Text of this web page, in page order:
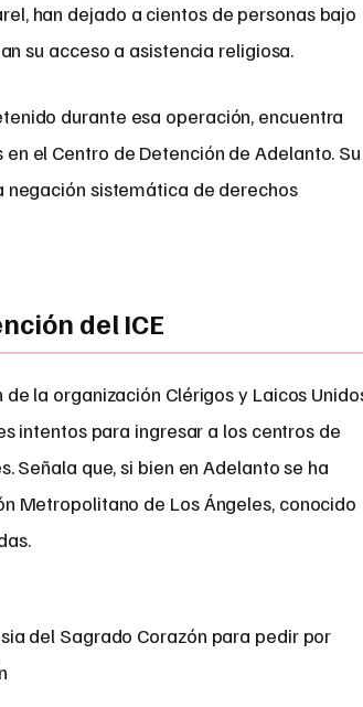
han dejado a cientos de personas bajo
su acceso a asistencia religiosa.
durante esa operación, encuentra
el Centro de Detención de Adelanto. Su
negación sistemática de derechos
del ICE
la organización Clérigos y Laicos
intentos para ingresar a los centros de
Señala que, si bien en Adelanto se ha
Metropolitano de Los Ángeles, conocido
del Sagrado Corazón para pedir por